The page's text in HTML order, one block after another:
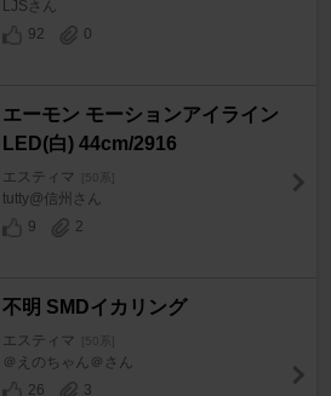
LJSさん
92
0
エーモン モーションアイライン
LED(白) 44cm/2916
エスティマ [50系]
tutty@信州さん
9
2
不明 SMDイカリング
エスティマ [50系]
＠えのちゃん＠さん
26
3